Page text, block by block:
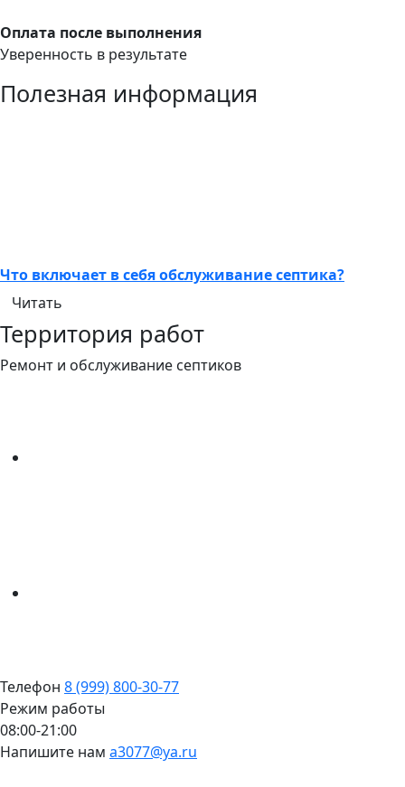
Оплата после выполнения
Уверенность в результате
Полезная информация
Что включает в себя обслуживание септика?
Читать
Территория работ
Ремонт и обслуживание септиков
Телефон 8 (999) 800-30-77
Режим работы
08:00-21:00
Напишите нам a3077@ya.ru